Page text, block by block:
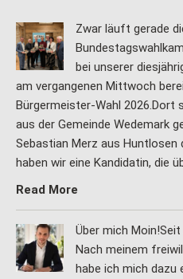
Zwar läuft gerade
bei unserer
am vergangenen Mittwoch
Bürgermeister-Wahl 2026.Dort
aus der Gemeinde Wedemark
Sebastian Merz aus Huntlosen
haben wir eine Kandidatin, die
Read More
Über mich
Nach meinem
habe ich mich dazu